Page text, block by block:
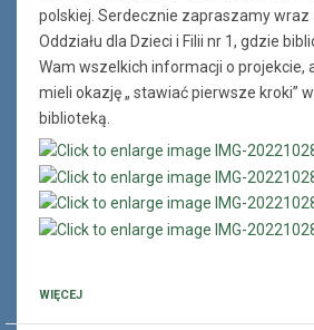
polskiej. Serdecznie zapraszamy wraz
Oddziału dla Dzieci i Filii nr 1, gdzie
Wam wszelkich informacji o projekcie,
mieli okazję „ stawiać pierwsze kroki”
biblioteką.
WIĘCEJ